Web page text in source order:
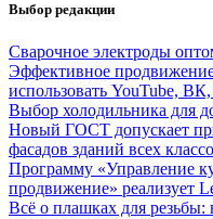
Выбор редакции
Сварочное электроды
Эффективное
использовать YouTube,
Выбор холодильника для
Новый ГОСТ допускает
фасадов зданий всех
Программу «Управление
продвижение» реализует
Всё о плашках для